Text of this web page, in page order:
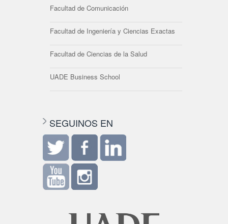
Facultad de Comunicación
Facultad de Ingeniería y Ciencias Exactas
Facultad de Ciencias de la Salud
UADE Business School
SEGUINOS EN